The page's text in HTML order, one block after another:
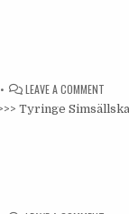
LEAVE A COMMENTON
Tyringe